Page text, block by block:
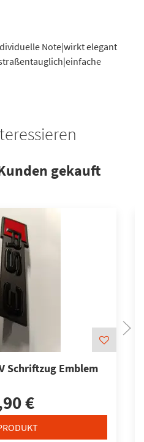
Note|wirkt elegant
gekauft
Schriftzug Emblem
€